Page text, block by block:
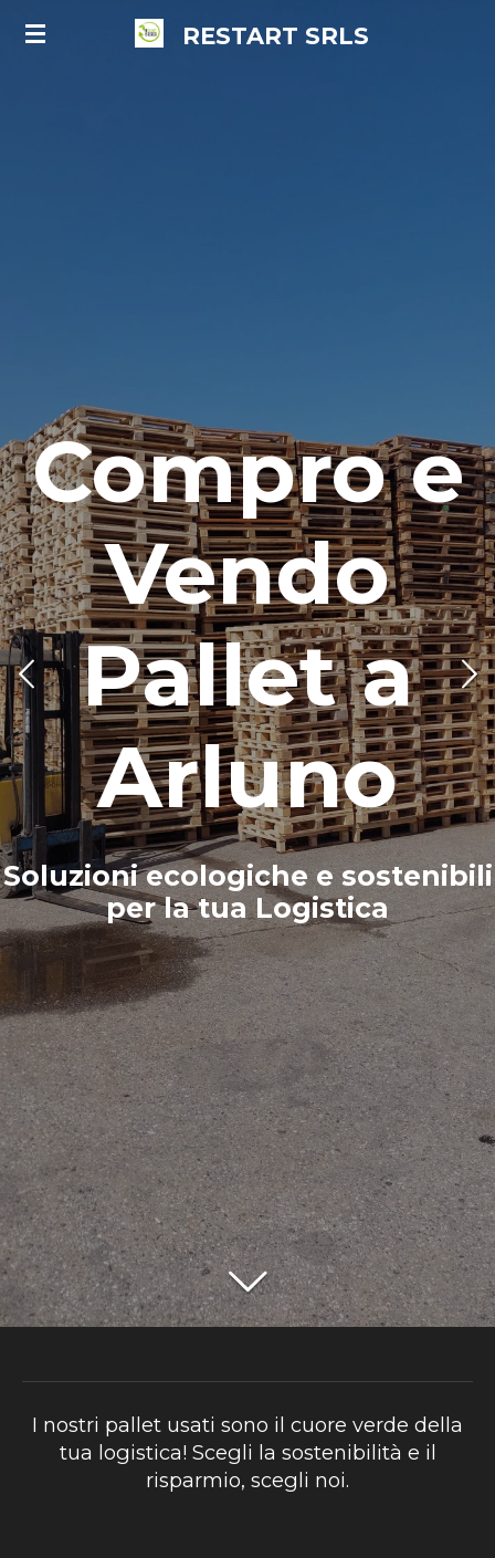
Vai
RESTART SRLS
Compro e
Vendo
Pallet a
Arluno
Soluzioni ecologiche e sostenibili
per la tua Logistica
I nostri pallet usati sono il cuore verde della
tua logistica! Scegli la sostenibilità e il
risparmio, scegli noi.